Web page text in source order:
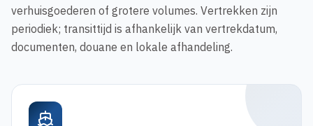
verhuisgoederen of grotere volumes. Vertrekken zijn
periodiek; transittijd is afhankelijk van vertrekdatum,
documenten, douane en lokale afhandeling.